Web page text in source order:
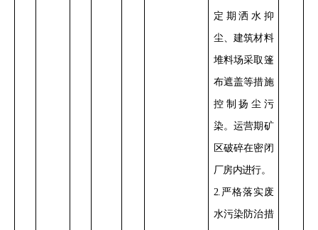
定期洒水抑
尘、建筑材料
堆料场采取篷
布遮盖等措施
控制扬尘污
染。运营期矿
区破碎在密闭
厂房内进行。
2. 严格落实废
水污染防治措